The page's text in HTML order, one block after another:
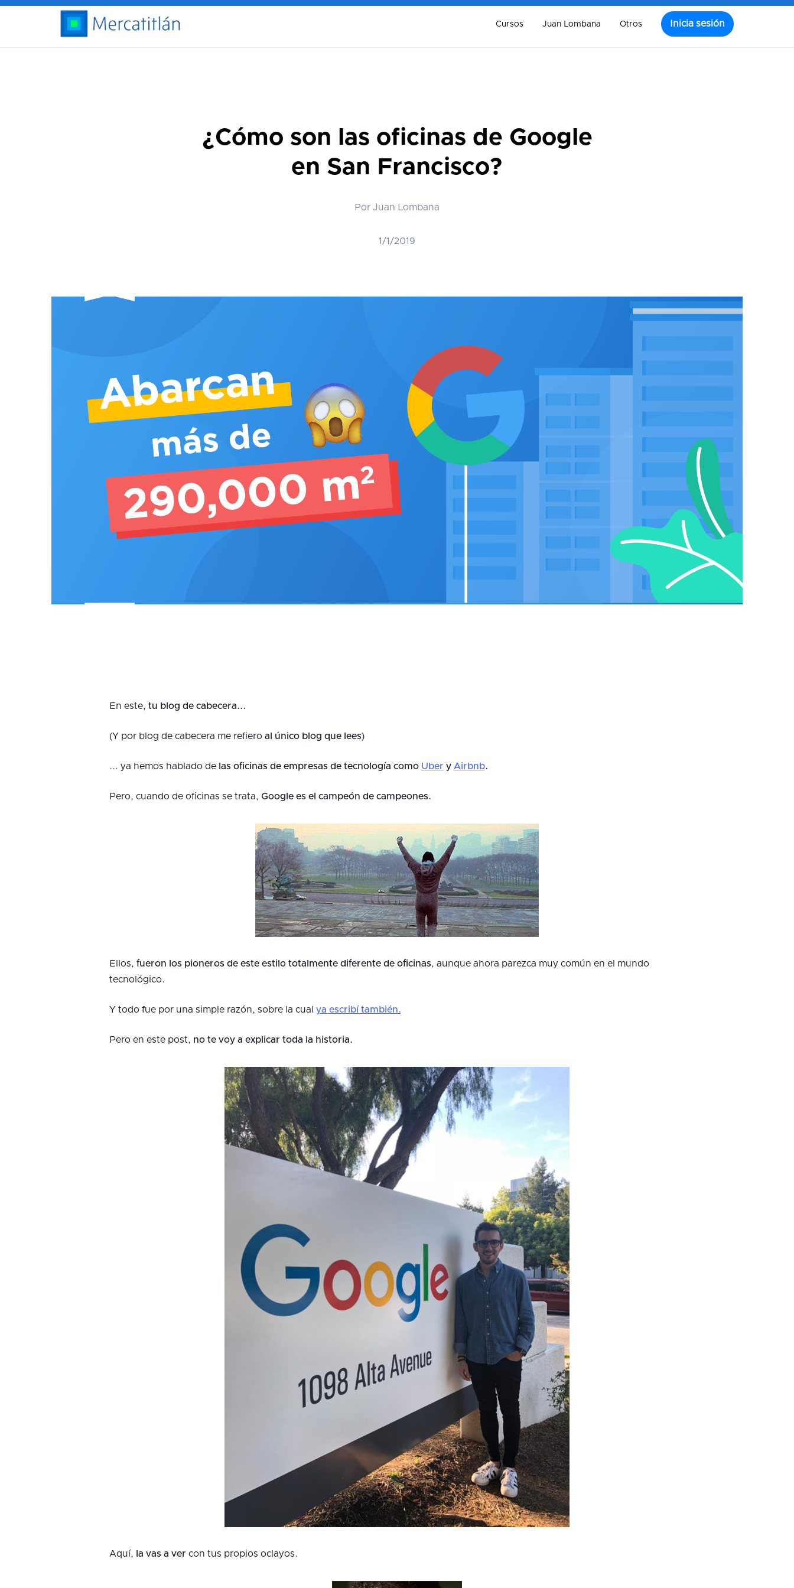
¿Cómo son las oficinas de Google
en San Francisco?
Por Juan Lombana
1/1/2019
En este, tu blog de cabecera...
(Y por blog de cabecera me refiero al único blog que lees)
... ya hemos hablado de las oficinas de empresas de tecnología como Uber y Airbnb.
Pero, cuando de oficinas se trata, Google es el campeón de campeones.
Ellos, fueron los pioneros de este estilo totalmente diferente de oficinas, aunque ahora parezca muy común en el mundo
tecnológico.
Y todo fue por una simple razón, sobre la cual ya escribí también.
Pero en este post, no te voy a explicar toda la historia.
Aquí, la vas a ver con tus propios oclayos.
Cursos Juan Lombana Otros Inicia sesión